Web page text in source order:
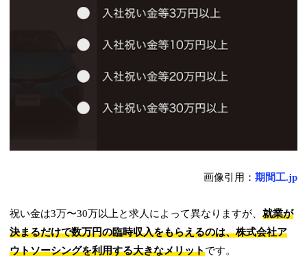
画像引用： 期間工.jp
祝い金は3万〜30万以上と求人によって異なりますが、就業が
決まるだけで数万円の臨時収入をもらえるのは、株式会社ア
ウトソーシングを利用する大きなメリットです。